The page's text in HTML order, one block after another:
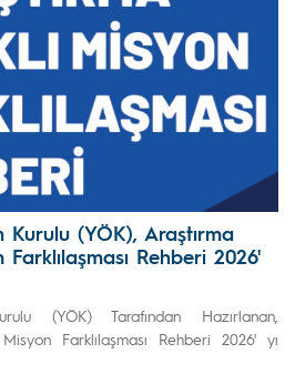
Kurulu (YÖK), Araştırma
Rehberi 2026'
(YÖK) Tarafından Hazırlanan,
Farklılaşması Rehberi 2026' yı